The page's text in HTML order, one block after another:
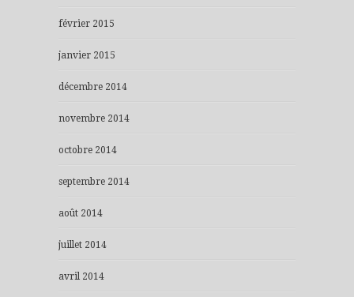
février 2015
janvier 2015
décembre 2014
novembre 2014
octobre 2014
septembre 2014
août 2014
juillet 2014
avril 2014